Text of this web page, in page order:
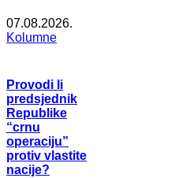
07.08.2026.
Kolumne
Provodi li
predsjednik
Republike
“crnu
operaciju”
protiv vlastite
nacije?